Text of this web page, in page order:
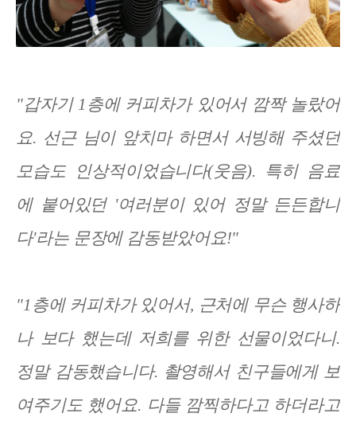
"갑자기 1층에 커피차가 있어서 깜짝 놀랐어
요. 선근 님이 앞치마 하면서 서빙해 주셨던
모습도 인상적이었습니다(웃음). 특히 음료
에 붙어있던 '여러분이 있어 정말 든든합니
다'라는 문장에 감동받았어요!"
"1층에 커피차가 있어서, 근처에 무슨 행사하
나 보다 했는데 저희를 위한 선물이었다니.
정말 감동했습니다. 촬영해서 친구들에게 보
여주기도 했어요. 다들 깜찍하다고 하더라고